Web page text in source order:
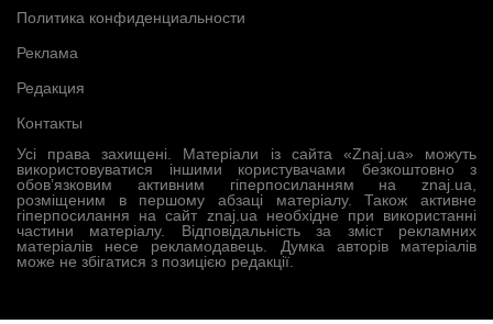
Усі права захищені. Матеріали із сайта «Znaj.ua» можуть
використовуватися іншими користувачами безкоштовно з
обов’язковим активним гіперпосиланням на znaj.ua,
розміщеним в першому абзаці матеріалу. Також активне
гіперпосилання на сайт znaj.ua необхідне при використанні
частини матеріалу. Відповідальність за зміст рекламних
матеріалів несе рекламодавець. Думка авторів матеріалів
може не збігатися з позицією редакції.
Политика конфиденциальности
Реклама
Редакция
Контакты